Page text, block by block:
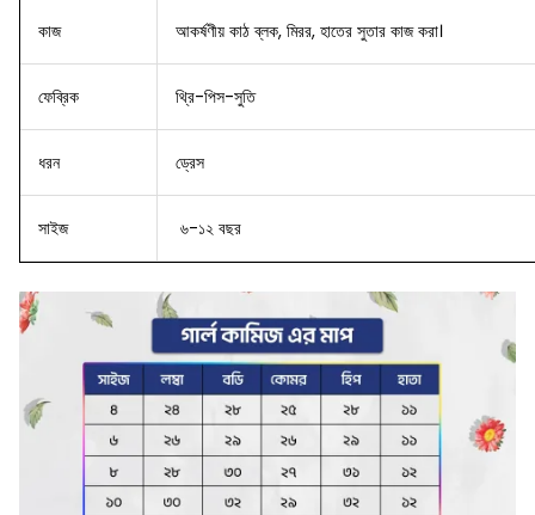
কাজ আকর্ষণীয় কাঠ ব্লক, মিরর, হাতের সুতার কাজ করা।
ফেব্রিক থ্রি-পিস-সুতি
ধরন ড্রেস
সাইজ ৬-১২ বছর